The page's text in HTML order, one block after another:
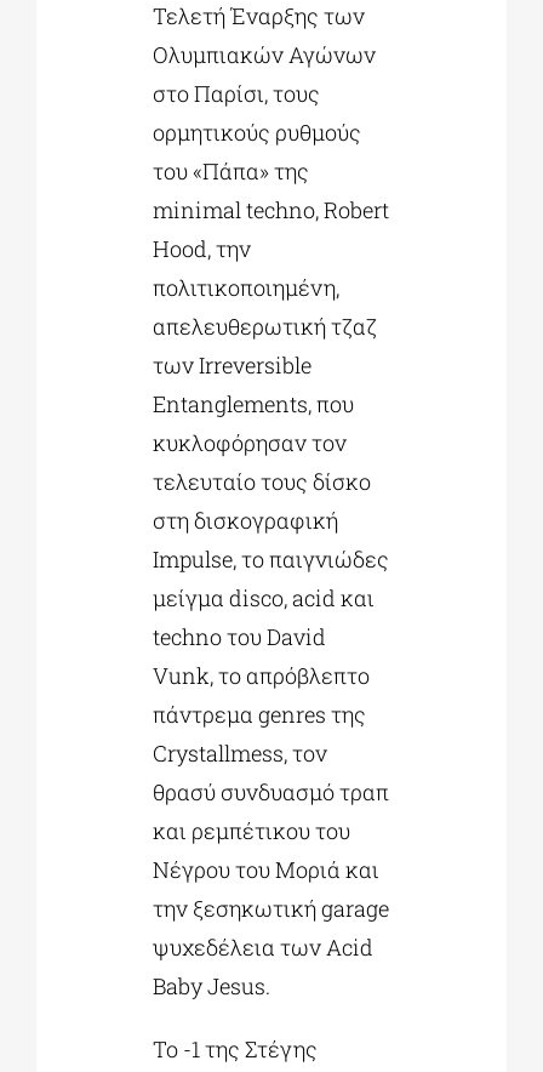
Τελετή Έναρξης των
Ολυμπιακών Αγώνων
στο Παρίσι, τους
ορμητικούς ρυθμούς
του «Πάπα» της
minimal techno, Robert
Hood, την
πολιτικοποιημένη,
απελευθερωτική τζαζ
των Irreversible
Entanglements, που
κυκλοφόρησαν τον
τελευταίο τους δίσκο
στη δισκογραφική
Impulse, το παιγνιώδες
μείγμα disco, acid και
techno του David
Vunk, το απρόβλεπτο
πάντρεμα genres της
Crystallmess, τον
θρασύ συνδυασμό τραπ
και ρεμπέτικου του
Νέγρου του Μοριά και
την ξεσηκωτική garage
ψυχεδέλεια των Acid
Baby Jesus.
Το -1 της Στέγης